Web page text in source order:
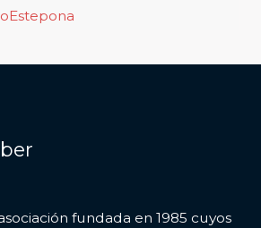
fundada en 1985 cuyos